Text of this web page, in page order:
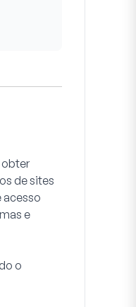
obter
de sites
acesso
e
o